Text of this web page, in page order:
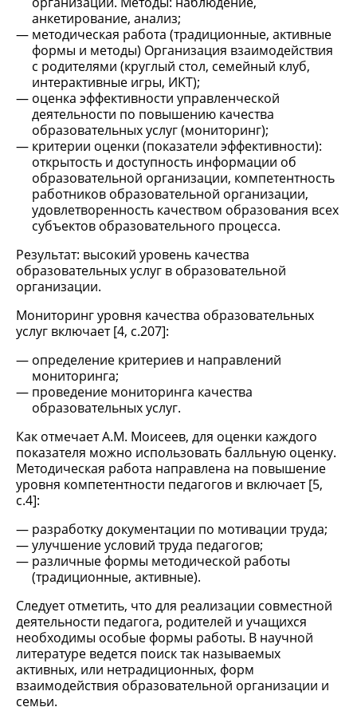
анкетирование, анализ;
методическая работа (традиционные, активные
формы и методы) Организация взаимодействия
с родителями (круглый стол, семейный клуб,
интерактивные игры, ИКТ);
оценка эффективности управленческой
деятельности по повышению качества
образовательных услуг (мониторинг);
критерии оценки (показатели эффективности):
открытость и доступность информации об
образовательной организации, компетентность
работников образовательной организации,
удовлетворенность качеством образования всех
субъектов образовательного процесса.
Результат: высокий уровень качества
образовательных услуг в образовательной
организации.
Мониторинг уровня качества образовательных
услуг включает [4, c.207]:
определение критериев и направлений
мониторинга;
проведение мониторинга качества
образовательных услуг.
Как отмечает А.М. Моисеев, для оценки каждого
показателя можно использовать балльную оценку.
Методическая работа направлена на повышение
уровня компетентности педагогов и включает [5,
c.4]:
разработку документации по мотивации труда;
улучшение условий труда педагогов;
различные формы методической работы
(традиционные, активные).
Следует отметить, что для реализации совместной
деятельности педагога, родителей и учащихся
необходимы особые формы работы. В научной
литературе ведется поиск так называемых
активных, или нетрадиционных, форм
взаимодействия образовательной организации и
семьи.